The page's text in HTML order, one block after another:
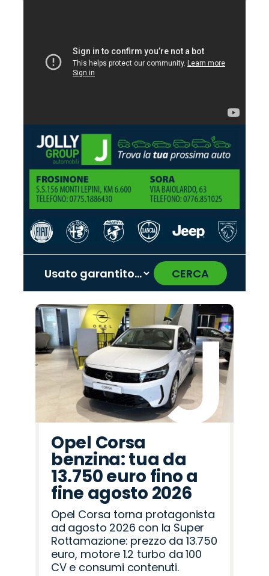
CERCA
Promo
Fiat
Promo
Abarth
Promo
Alfa
Romeo
Promo
Jaecoo
Promo
Seat
Promo
Land
Rover
Promo
Jeep
Promo
Mazda
Promo
Citroën
Promo
Hyundai
Promo
Omoda
Promo
Peugeot
Promo
Opel
Promo
Cupra
Promo
Lancia
‹ ›
Opel Corsa
benzina: tua da
13.750 euro fino a
fine agosto 2026
Opel Corsa torna protagonista
ad agosto 2026 con la Super
Rottamazione: prezzo da 13.750
euro, motore 1.2 turbo da 100
CV e consumi contenuti.